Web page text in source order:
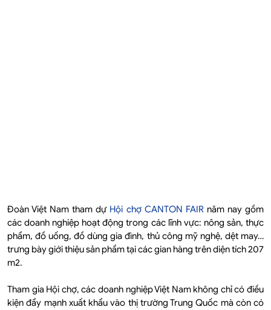
Đoàn Việt Nam tham dự Hội chợ CANTON FAIRnăm nay gồm
các doanh nghiệp hoạt động trong các lĩnh vực: nông sản, thực
phẩm, đồ uống, đồ dùng gia đình, thủ công mỹ nghệ, dệt may…
trưng bày giới thiệu sản phẩm tại các gian hàng trên diện tích 207
m2.
Tham gia Hội chợ, các doanh nghiệp Việt Nam không chỉ có điều
kiện đẩy mạnh xuất khẩu vào thị trường Trung Quốc mà còn có